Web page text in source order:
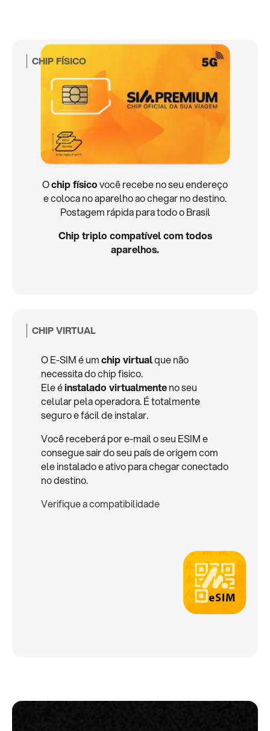
CHIP FÍSICO
Ochip físicovocê recebe no seu endereço
e coloca no aparelho ao chegar no destino.
Postagem rápida para todo o Brasil
Chip triplo compatível com todos
aparelhos.
CHIP VIRTUAL
O E-SIM é umchip virtualque não
necessita do chip fisico.
Ele éinstalado virtualmenteno seu
celular pela operadora. É totalmente
seguro e fácil de instalar.
Você receberá por e-mail o seu ESIM e
consegue sair do seu país de origem com
ele instalado e ativo para chegar conectado
no destino.
Verifique a compatibilidade